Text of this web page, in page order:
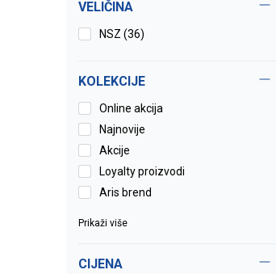
VELIČINA
NSZ (36)
KOLEKCIJE
Online akcija
Najnovije
Akcije
Loyalty proizvodi
Aris brend
Prikaži više
CIJENA